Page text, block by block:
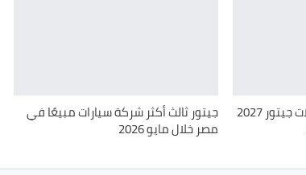
قصراوي جروب تطرح موديلات جيتور 2027 جيتور ثالث أكثر شركة سيارات مبيعًا في
مصر خلال مايو 2026